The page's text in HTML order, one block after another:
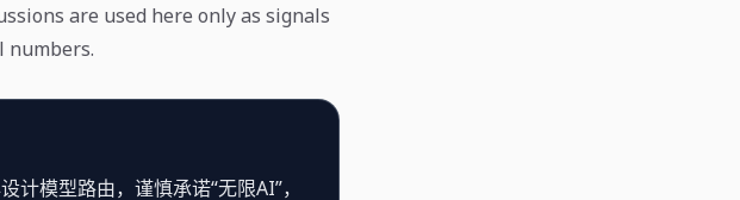
are used here only as signals
numbers.
模型路由，谨慎承诺“无限AI”，